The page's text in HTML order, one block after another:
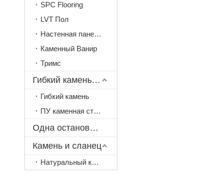
SPC Flooring
LVT Пол
Настенная панель ПВХ
Каменный Ванир
Тримс
Гибкий камень и камень
Гибкий камень
ПУ каменная стеновая панель
Одна остановка служба
Камень и сланец
Натуральный камень